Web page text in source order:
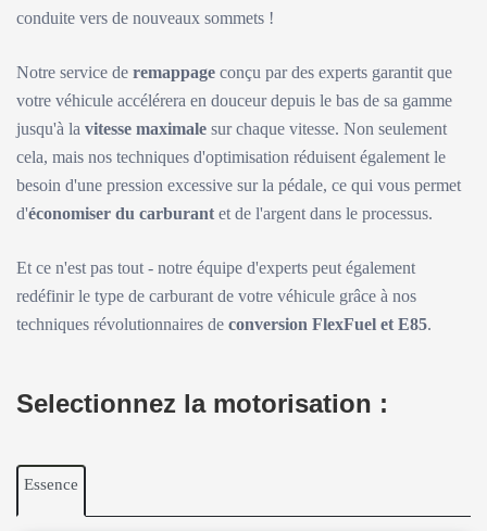
conduite vers de nouveaux sommets !
Notre service de remappage conçu par des experts garantit que
votre véhicule accélérera en douceur depuis le bas de sa gamme
jusqu'à la vitesse maximale sur chaque vitesse. Non seulement
cela, mais nos techniques d'optimisation réduisent également le
besoin d'une pression excessive sur la pédale, ce qui vous permet
d'économiser du carburant et de l'argent dans le processus.
Et ce n'est pas tout - notre équipe d'experts peut également
redéfinir le type de carburant de votre véhicule grâce à nos
techniques révolutionnaires de conversion FlexFuel et E85.
Selectionnez la motorisation :
Essence